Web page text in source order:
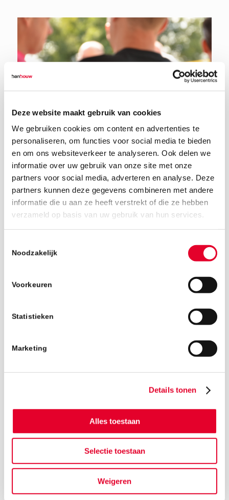
Deze website maakt gebruik van cookies
We gebruiken cookies om content en advertenties te
personaliseren, om functies voor social media te bieden
en om ons websiteverkeer te analyseren. Ook delen we
informatie over uw gebruik van onze site met onze
partners voor social media, adverteren en analyse. Deze
partners kunnen deze gegevens combineren met andere
informatie die u aan ze heeft verstrekt of die ze hebben
verzameld op basis van uw gebruik van hun services.
Noodzakelijk
Voorkeuren
Statistieken
Marketing
Details tonen
Alles toestaan
Selectie toestaan
Weigeren
3 september 2018
Terug naar het nieuwsoverzicht